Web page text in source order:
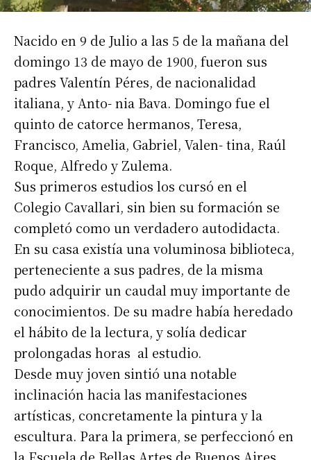
Nacido en 9 de Julio a las 5 de la mañana del
domingo 13 de mayo de 1900, fueron sus
padres Valentín Péres, de nacionalidad
italiana, y Anto- nia Bava. Domingo fue el
quinto de catorce hermanos, Teresa,
Francisco, Amelia, Gabriel, Valen- tina, Raúl
Roque, Alfredo y Zulema.
Sus primeros estudios los cursó en el
Colegio Cavallari, sin bien su formación se
completó como un verdadero autodidacta.
En su casa existía una voluminosa biblioteca,
perteneciente a sus padres, de la misma
pudo adquirir un caudal muy importante de
conocimientos. De su madre había heredado
el hábito de la lectura, y solía dedicar
prolongadas horas al estudio.
Desde muy joven sintió una notable
inclinación hacia las manifestaciones
artísticas, concretamente la pintura y la
escultura. Para la primera, se perfeccionó en
la Escuela de Bellas Artes de Buenos Aires,